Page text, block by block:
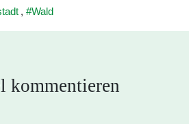
, Wald
kommentieren